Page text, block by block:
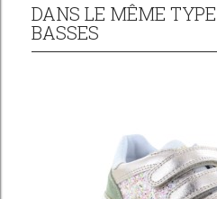
DANS LE MÊME
BASSES